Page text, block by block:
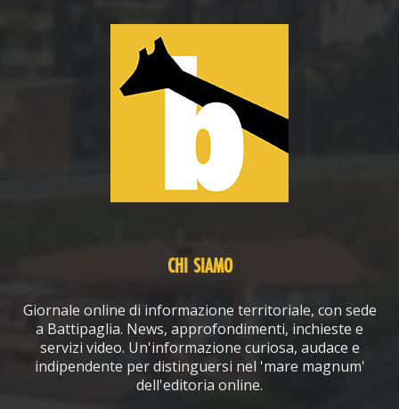
CHI SIAMO
Giornale online di informazione territoriale, con sede
a Battipaglia. News, approfondimenti, inchieste e
servizi video. Un'informazione curiosa, audace e
indipendente per distinguersi nel 'mare magnum'
dell'editoria online.